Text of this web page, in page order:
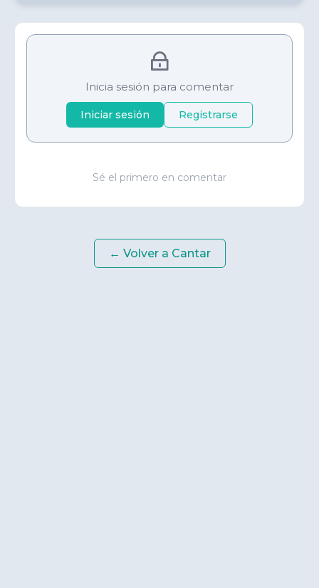
Inicia sesión para comentar
Iniciar sesión Registrarse
Sé el primero en comentar
← Volver a Cantar